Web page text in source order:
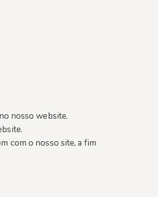
nosso website.
com o nosso site, a fim